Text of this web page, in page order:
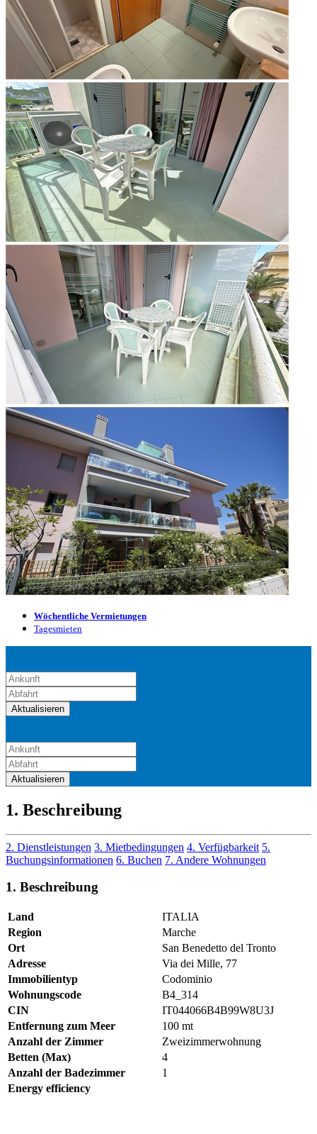
Wöchentliche Vermietungen
Tagesmieten
Aktualisieren
Aktualisieren
1. Beschreibung
2. Dienstleistungen 3. Mietbedingungen 4. Verfügbarkeit 5.
Buchungsinformationen 6. Buchen 7. Andere Wohnungen
1. Beschreibung
Land
ITALIA
Region
Marche
Ort
San Benedetto del Tronto
Adresse
Via dei Mille, 77
Immobilientyp
Codominio
Wohnungscode
B4_314
CIN
IT044066B4B99W8U3J
Entfernung zum Meer
100 mt
Anzahl der Zimmer
Zweizimmerwohnung
Betten (Max)
4
Anzahl der Badezimmer
1
Energy efficiency